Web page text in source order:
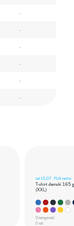
-
-
-
-
-
-
od 15,07 PLN netto
T-shirt damski 165
(XXL)
Dostępność
0 szt.